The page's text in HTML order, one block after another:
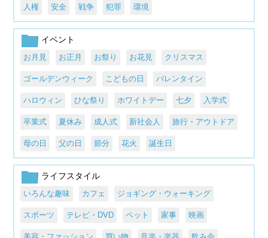
人権 安全 戦争 犯罪 環境
イベント
お月見 お正月 お祭り お花見 クリスマス
ゴールデンウィーク こどもの日 バレンタイン
ハロウィン ひな祭り ホワイトデー 七夕 入学式
卒業式 夏休み 成人式 新社会人 旅行・アウトドア
母の日 父の日 節分 花火 誕生日
ライフスタイル
いろんな趣味 カフェ ジョギング・ウォーキング
スポーツ テレビ・DVD ペット 家事 映画